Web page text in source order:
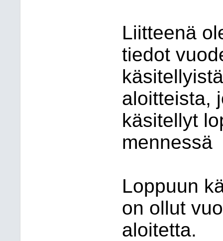
Liitteenä
tiedot
aloitteista,
käsitellyt
mennessä
Loppuun
on ollut
aloitetta.